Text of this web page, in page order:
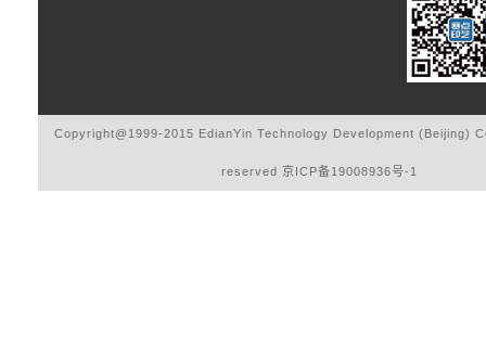
Copyright@1999-2015 EdianYin Technology Development (Beijing)
reserved 京ICP备19008936号-1